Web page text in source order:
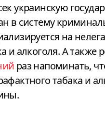
украинскую
в систему
на
и алкоголя. А также
раз напоминать,
табака и